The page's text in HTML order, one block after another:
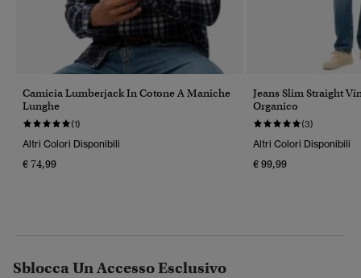
Camicia Lumberjack In Cotone A Maniche
Lunghe
(1)
Altri Colori Disponibili
€ 74,99
Jeans Slim Straight
Organico
(3)
Altri Colori Disponibili
€ 99,99
Sblocca Un Accesso Esclusivo